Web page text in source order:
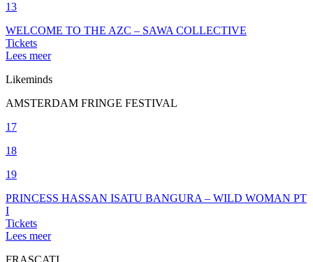
13
WELCOME TO THE AZC – SAWA COLLECTIVE
Tickets
Lees meer
Likeminds
AMSTERDAM FRINGE FESTIVAL
17
18
19
PRINCESS HASSAN ISATU BANGURA – WILD WOMAN PT
I
Tickets
Lees meer